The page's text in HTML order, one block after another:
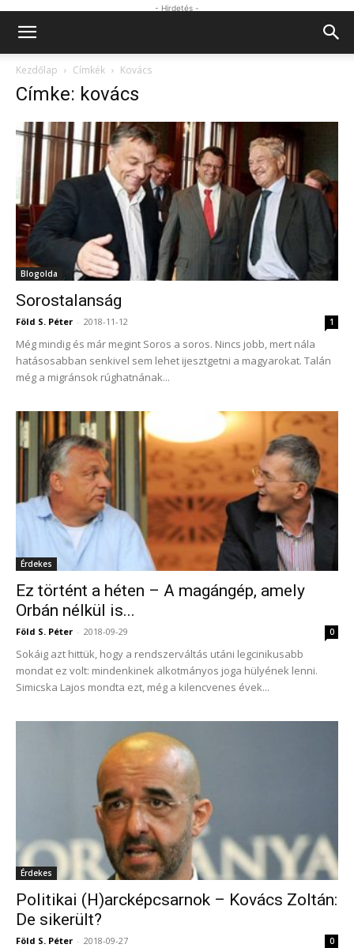
- Hirdetés -
Kezdőlap Címkék Kovács
Címke: kovács
Blogolda
Sorostalanság
Föld S. Péter - 2018-11-12 1
Még mindig és már megint Soros a soros. Nincs jobb, mert nála
hatásosabban senkivel sem lehet ijesztgetni a magyarokat. Talán
még a migránsok rúghatnának...
Érdekes
Ez történt a héten – A magángép, amely
Orbán nélkül is...
Föld S. Péter - 2018-09-29 0
Sokáig azt hittük, hogy a rendszerváltás utáni legcinikusabb
mondat ez volt: mindenkinek alkotmányos joga hülyének lenni.
Simicska Lajos mondta ezt, még a kilencvenes évek...
Érdekes
Politikai (H)arcképcsarnok – Kovács Zoltán:
De sikerült?
Föld S. Péter - 2018-09-27 0